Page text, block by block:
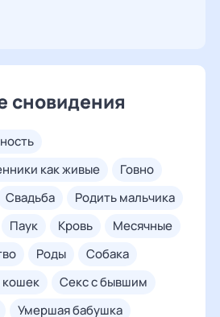
сновидения
как живые
говно
свадьба
родить мальчика
паук кровь
месячные
роды
собака
кошек
секс с бывшим
умершая бабушка